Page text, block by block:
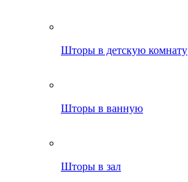
Шторы в детскую комнату
Шторы в ванную
Шторы в зал